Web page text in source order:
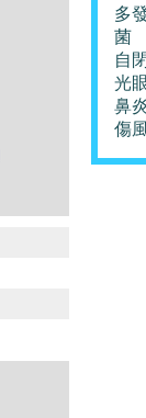
多
菌
自
光
鼻
傷